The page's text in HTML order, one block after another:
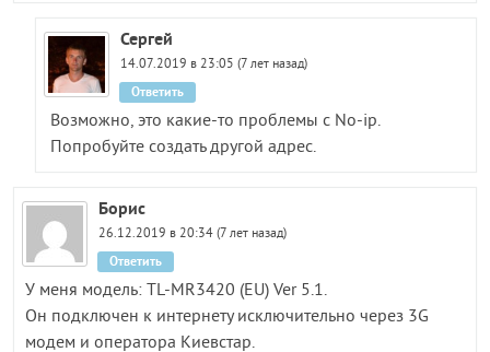
Сергей
14.07.2019 в 23:05 (7 лет назад)
Возможно, это какие-то проблемы с No-ip.
Попробуйте создать другой адрес.
Ответить
Борис
26.12.2019 в 20:34 (7 лет назад)
У меня модель: TL-MR3420 (EU) Ver 5.1.
Он подключен к интернету исключительно через 3G
модем и оператора Киевстар.
Ответить